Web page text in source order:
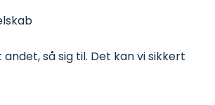
så sig til. Det kan vi sikkert